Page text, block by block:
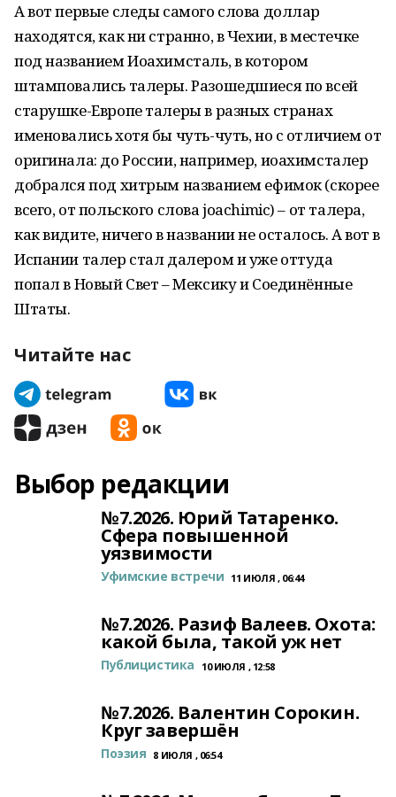
А вот первые следы самого слова доллар
находятся, как ни странно, в Чехии, в местечке
под названием Иоахимсталь, в котором
штамповались талеры. Разошедшиеся по всей
старушке-Европе талеры в разных странах
именовались хотя бы чуть-чуть, но с отличием от
оригинала: до России, например, иоахимсталер
добрался под хитрым названием ефимок (скорее
всего, от польского слова joachimic) – от талера,
как видите, ничего в названии не осталось. А вот в
Испании талер стал далером и уже оттуда
попал в Новый Свет – Мексику и Соединённые
Штаты.
Читайте нас
Выбор редакции
№7.2026. Юрий Татаренко.
Сфера повышенной
уязвимости
Уфимские встречи 11 ИЮЛЯ , 06:44
№7.2026. Разиф Валеев. Охота:
какой была, такой уж нет
Публицистика 10 ИЮЛЯ , 12:58
№7.2026. Валентин Сорокин.
Круг завершён
Поэзия 8 ИЮЛЯ , 06:54